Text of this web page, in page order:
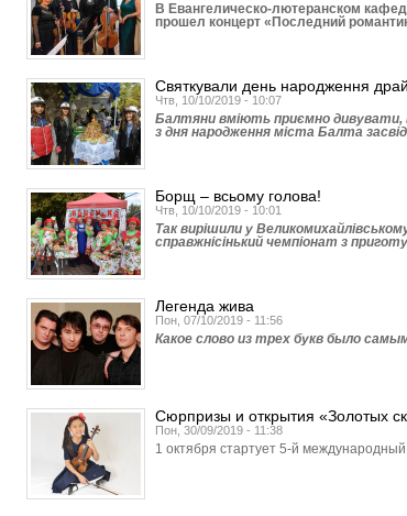
В Евангелическо-лютеранском
прошел концерт «Последний
Святкували день народження
Чтв, 10/10/2019 - 10:07
Балтяни вміють приємно дивувати,
з дня народження міста Балта
Борщ – всьому голова!
Чтв, 10/10/2019 - 10:01
Так вирішили у
справжнісінький чемпіонат з
Легенда жива
Пон, 07/10/2019 - 11:56
Какое слово из трех букв было
Сюрпризы и открытия «Золотых
Пон, 30/09/2019 - 11:38
1 октября стартует 5-й